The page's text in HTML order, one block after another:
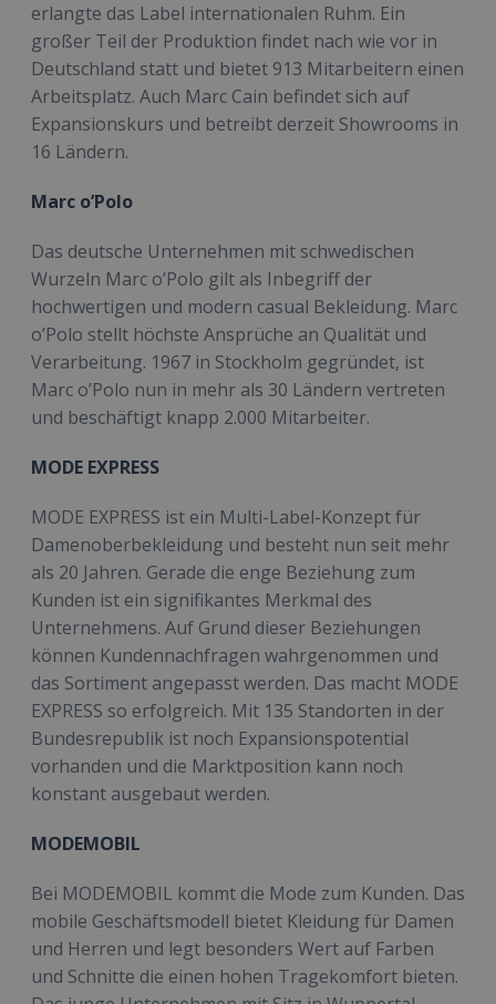
erlangte das Label internationalen Ruhm. Ein
großer Teil der Produktion findet nach wie vor in
Deutschland statt und bietet 913 Mitarbeitern einen
Arbeitsplatz. Auch Marc Cain befindet sich auf
Expansionskurs und betreibt derzeit Showrooms in
16 Ländern.
Marc o’Polo
Das deutsche Unternehmen mit schwedischen
Wurzeln Marc o’Polo gilt als Inbegriff der
hochwertigen und modern casual Bekleidung. Marc
o’Polo stellt höchste Ansprüche an Qualität und
Verarbeitung. 1967 in Stockholm gegründet, ist
Marc o’Polo nun in mehr als 30 Ländern vertreten
und beschäftigt knapp 2.000 Mitarbeiter.
MODE EXPRESS
MODE EXPRESS ist ein Multi-Label-Konzept für
Damenoberbekleidung und besteht nun seit mehr
als 20 Jahren. Gerade die enge Beziehung zum
Kunden ist ein signifikantes Merkmal des
Unternehmens. Auf Grund dieser Beziehungen
können Kundennachfragen wahrgenommen und
das Sortiment angepasst werden. Das macht MODE
EXPRESS so erfolgreich. Mit 135 Standorten in der
Bundesrepublik ist noch Expansionspotential
vorhanden und die Marktposition kann noch
konstant ausgebaut werden.
MODEMOBIL
Bei MODEMOBIL kommt die Mode zum Kunden. Das
mobile Geschäftsmodell bietet Kleidung für Damen
und Herren und legt besonders Wert auf Farben
und Schnitte die einen hohen Tragekomfort bieten.